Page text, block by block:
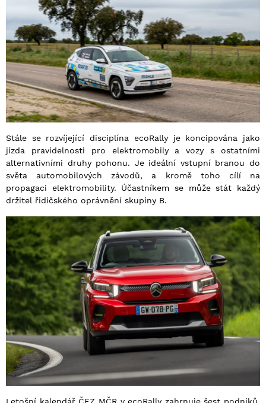
Stále se rozvíjející disciplína ecoRally je koncipována jako
jízda pravidelnosti pro elektromobily a vozy s ostatními
alternativními druhy pohonu. Je ideální vstupní branou do
světa automobilových závodů, a kromě toho cílí na
propagaci elektromobility. Účastníkem se může stát každý
držitel řidičského oprávnění skupiny B.